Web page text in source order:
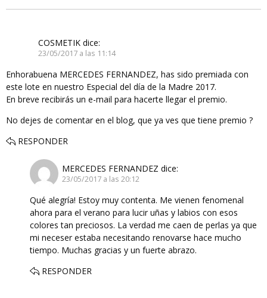
COSMETIK dice:
23/05/2017 a las 11:14
Enhorabuena MERCEDES FERNANDEZ, has sido premiada con
este lote en nuestro Especial del día de la Madre 2017.
En breve recibirás un e-mail para hacerte llegar el premio.
No dejes de comentar en el blog, que ya ves que tiene premio ?
RESPONDER
MERCEDES FERNANDEZ dice:
23/05/2017 a las 20:12
Qué alegría! Estoy muy contenta. Me vienen fenomenal
ahora para el verano para lucir uñas y labios con esos
colores tan preciosos. La verdad me caen de perlas ya que
mi neceser estaba necesitando renovarse hace mucho
tiempo. Muchas gracias y un fuerte abrazo.
RESPONDER